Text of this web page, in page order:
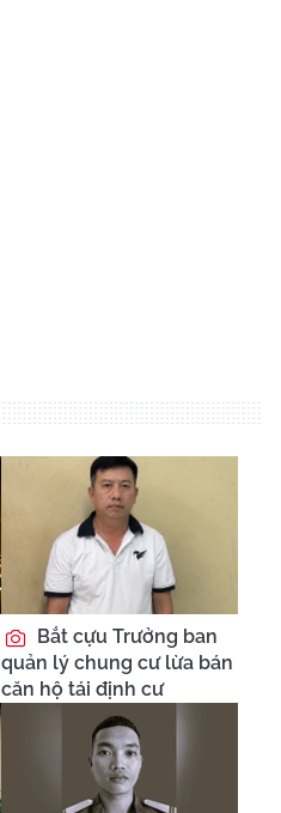
Bắt cựu Trưởng ban
quản lý chung cư lừa bán
căn hộ tái định cư